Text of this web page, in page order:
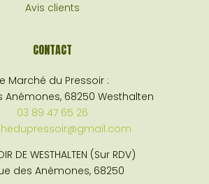
Avis clients
CONTACT
Marché du Pressoir :
Anémones, 68250 Westhalten
03 89 47 65 26
DE WESTHALTEN (Sur RDV)
des Anémones, 68250